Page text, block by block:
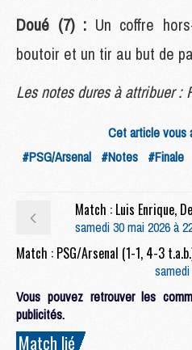
Doué (7) : Un coffre
boutoir et un tir au but de
Les notes dures à attribuer :
Cet article vous
#PSG/Arsenal #Notes #Finale
samedi 30 mai 2026 à
Vous pouvez retrouver les
publicités.
Match lié